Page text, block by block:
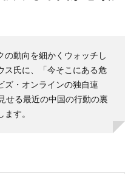
の動向を細かくウォッチし
ス氏に、「今そこにある危
ズ・オンラインの独自連
せる最近の中国の行動の裏
す。